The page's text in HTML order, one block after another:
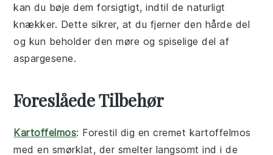
kan du bøje dem forsigtigt, indtil de naturligt
knækker. Dette sikrer, at du fjerner den hårde del
og kun beholder den møre og spiselige del af
aspargesene.
Foreslåede Tilbehør
Kartoffelmos: Forestil dig en cremet kartoffelmos
med en smørklat, der smelter langsomt ind i de